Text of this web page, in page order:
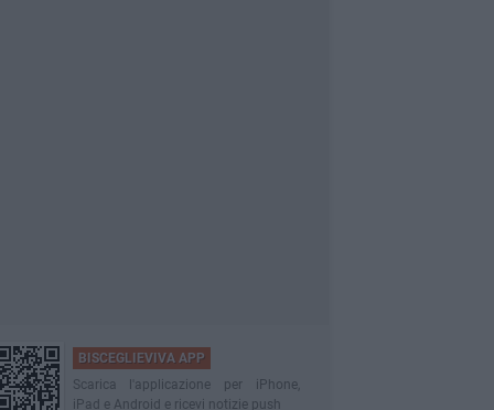
BISCEGLIEVIVA APP
Scarica l'applicazione per iPhone,
iPad e Android e ricevi notizie push